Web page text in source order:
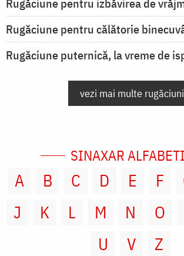
Rugăciune pentru izbăvirea de
Rugăciune pentru călătorie
Rugăciune puternică, la vreme de
vezi mai multe rugăciuni
SINAXAR
A B C D E F
J
K L M N O
U
V Z